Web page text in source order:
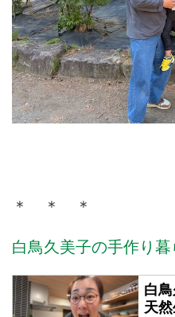
＊ ＊ ＊
白鳥久美子の手作り
白
天